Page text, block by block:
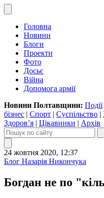
Головна
Новини
Блоги
Проекти
Фото
Досьє
Війна
Допомога армії
Новини Полтавщини: Події
бізнес | Спорт | Суспільство |
Здоров’я | Цікавинки | Архів
24 жовтня 2020, 12:37
Блог Назарія Никончука
Богдан не по